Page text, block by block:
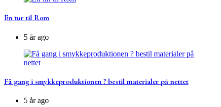
En tur til Rom
5 år ago
Få gang i smykkeproduktionen ? bestil materialer på nettet
5 år ago